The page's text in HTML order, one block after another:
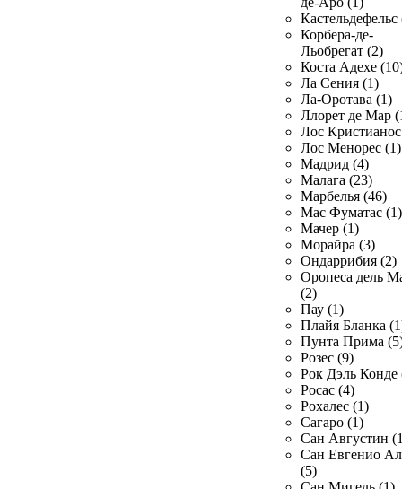
Кастельдефельс
Корбера-де-
Льобрегат (2)
Коста Адехе
Ла Сения (1)
Ла-Оротава (1)
Ллорет де Мар
Лос
Лос Менорес (1)
Мадрид (4)
Малага (23)
Марбелья (46)
Мас Фуматас (1)
Мачер (1)
Морайра (3)
Ондаррибия (2)
Оропеса дель
(2)
Пау (1)
Плайя Бланка
Пунта Прима
Розес (9)
Рок Дэль Конде
Росас (4)
Рохалес (1)
Сагаро (1)
Сан Августин
Сан Евгенио
(5)